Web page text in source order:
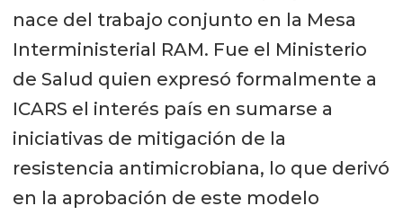
nace del trabajo conjunto en la Mesa
Interministerial RAM. Fue el Ministerio
de Salud quien expresó formalmente a
ICARS el interés país en sumarse a
iniciativas de mitigación de la
resistencia antimicrobiana, lo que derivó
en la aprobación de este modelo